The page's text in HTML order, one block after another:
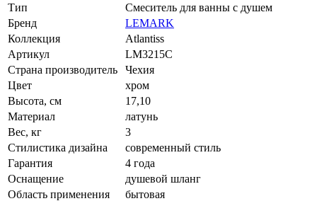
Тип
Смеситель для ванны с душем
Бренд
LEMARK
Коллекция
Atlantiss
Артикул
LM3215C
Страна производитель
Чехия
Цвет
хром
Высота, см
17,10
Материал
латунь
Вес, кг
3
Стилистика дизайна
современный стиль
Гарантия
4 года
Оснащение
душевой шланг
Область применения
бытовая